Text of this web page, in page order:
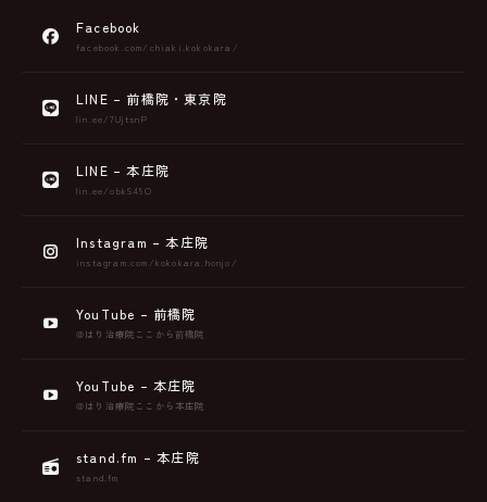
Facebook
facebook.com/chiaki.kokokara/
LINE – 前橋院・東京院
lin.ee/7UjtsnP
LINE – 本庄院
lin.ee/obkS45O
Instagram – 本庄院
instagram.com/kokokara.honjo/
YouTube – 前橋院
@はり治療院ここから前橋院
YouTube – 本庄院
@はり治療院ここから本庄院
stand.fm – 本庄院
stand.fm